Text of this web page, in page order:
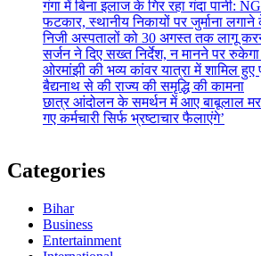
गंगा में बिना इलाज के गिर रहा गंदा पानी:
फटकार, स्थानीय निकायों पर जुर्माना लगाने
निजी अस्पतालों को 30 अगस्त तक लागू
सर्जन ने दिए सख्त निर्देश, न मानने पर
ओरमांझी की भव्य कांवर यात्रा में शामिल हुए
बैद्यनाथ से की राज्य की समृद्धि की कामना
छात्र आंदोलन के समर्थन में आए बाबूलाल
गए कर्मचारी सिर्फ भ्रष्टाचार फैलाएंगे’
Categories
Bihar
Business
Entertainment